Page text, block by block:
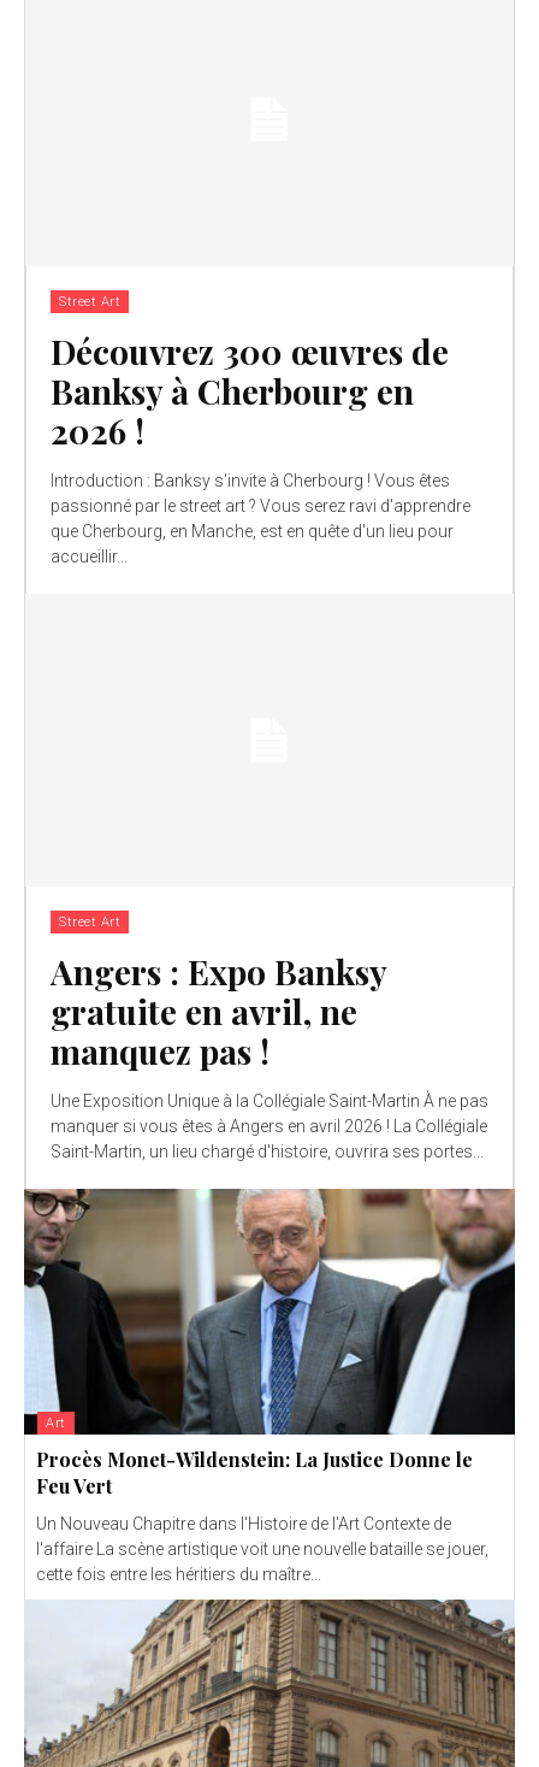
Street Art
Découvrez 300 œuvres de
Banksy à Cherbourg en
2026 !
Introduction : Banksy s'invite à Cherbourg ! Vous êtes
passionné par le street art ? Vous serez ravi d'apprendre
que Cherbourg, en Manche, est en quête d'un lieu pour
accueillir...
Street Art
Angers : Expo Banksy
gratuite en avril, ne
manquez pas !
Une Exposition Unique à la Collégiale Saint-Martin À ne pas
manquer si vous êtes à Angers en avril 2026 ! La Collégiale
Saint-Martin, un lieu chargé d'histoire, ouvrira ses portes...
Art
Procès Monet-Wildenstein: La Justice Donne le
Feu Vert
Un Nouveau Chapitre dans l'Histoire de l'Art Contexte de
l'affaire La scène artistique voit une nouvelle bataille se jouer,
cette fois entre les héritiers du maître...